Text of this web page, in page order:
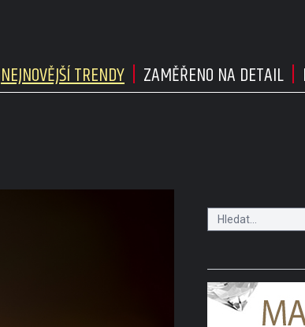
NEJNOVĚJŠÍ TRENDY ZAMĚŘENO NA DETAIL